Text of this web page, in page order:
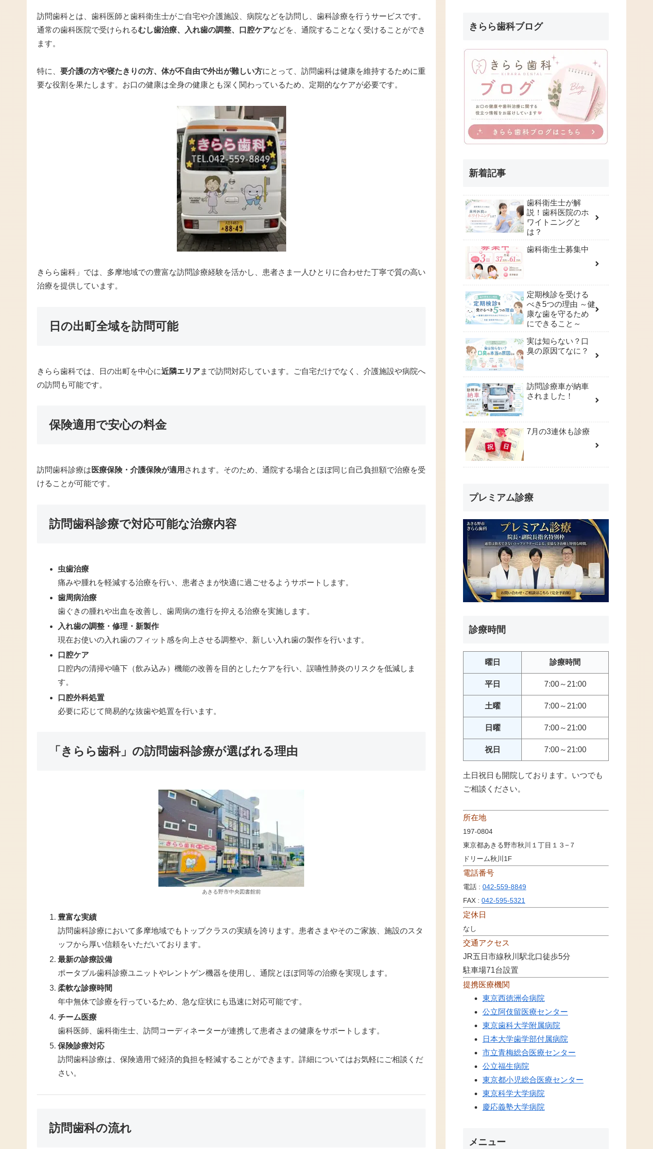
訪問歯科とは、歯科医師と歯科衛生士がご自宅や介護施設、病院などを訪問し、歯科診療を行うサービスです。
通常の歯科医院で受けられるむし歯治療、入れ歯の調整、口腔ケアなどを、通院することなく受けることができ
ます。
特に、 要介護の方や寝たきりの方、体が不自由で外出が難しい方にとって、訪問歯科は健康を維持するために重
要な役割を果たします。お口の健康は全身の健康とも深く関わっているため、定期的なケアが必要です。
きらら歯科」では、多摩地域での豊富な訪問診療経験を活かし、患者さま一人ひとりに合わせた丁寧で質の高い
治療を提供しています。
日の出町全域を訪問可能
きらら歯科では、日の出町を中心に近隣エリアまで訪問対応しています。ご自宅だけでなく、介護施設や病院へ
の訪問も可能です。
保険適用で安心の料金
訪問歯科診療は 医療保険・介護保険が適用 されます。そのため、通院する場合とほぼ同じ自己負担額で治療を受
けることが可能です。
訪問歯科診療で対応可能な治療内容
虫歯治療
痛みや腫れを軽減する治療を行い、患者さまが快適に過ごせるようサポートします。
歯周病治療
歯ぐきの腫れや出血を改善し、歯周病の進行を抑える治療を実施します。
入れ歯の調整・修理・新製作
現在お使いの入れ歯のフィット感を向上させる調整や、新しい入れ歯の製作を行います。
口腔ケア
口腔内の清掃や嚥下（飲み込み）機能の改善を目的としたケアを行い、誤嚥性肺炎のリスクを低減しま
す。
口腔外科処置
必要に応じて簡易的な抜歯や処置を行います。
「きらら歯科」の訪問歯科診療が選ばれる理由
あきる野市中央図書館前
豊富な実績
訪問歯科診療において多摩地域でもトップクラスの実績を誇ります。患者さまやそのご家族、施設のスタ
ッフから厚い信頼をいただいております。
最新の診療設備
ポータブル歯科診療ユニットやレントゲン機器を使用し、通院とほぼ同等の治療を実現します。
柔軟な診療時間
年中無休で診療を行っているため、急な症状にも迅速に対応可能です。
チーム医療
歯科医師、歯科衛生士、訪問コーディネーターが連携して患者さまの健康をサポートします。
保険診療対応
訪問歯科診療は、保険適用で経済的負担を軽減することができます。詳細についてはお気軽にご相談くだ
さい。
訪問歯科の流れ
きらら歯科ブログ
新着記事
歯科衛生士が解
説！歯科医院のホ
ワイトニングと
は？
歯科衛生士募集中
定期検診を受ける
べき5つの理由 ～健
康な歯を守るため
にできること～
実は知らない？口
臭の原因てなに？
訪問診療車が納車
されました！
7月の3連休も診療
プレミアム診療
診療時間
曜日 診療時間
平日 7:00～21:00
土曜 7:00～21:00
日曜 7:00～21:00
祝日 7:00～21:00
土日祝日も開院しております。いつでも
ご相談ください。
所在地
197-0804
東京都あきる野市秋川１丁目１３−７
ドリーム秋川1F
電話番号
電話 : 042-559-8849
FAX : 042-595-5321
定休日
なし
交通アクセス
JR五日市線秋川駅北口徒歩5分
駐車場71台設置
提携医療機関
東京西徳洲会病院
公立阿伎留医療センター
東京歯科大学附属病院
日本大学歯学部付属病院
市立青梅総合医療センター
公立福生病院
東京都小児総合医療センター
東京科学大学病院
慶応義塾大学病院
メニュー